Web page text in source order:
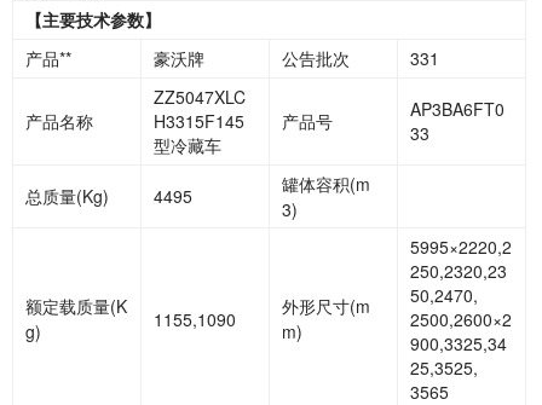
【主要技术参数】
产品**
豪沃牌 公告批次 331
产品名称
ZZ5047XLC
H3315F145
型冷藏车
产品号
AP3BA6FT0
33
总质量(Kg) 4495 罐体容积(m
3)
额定载质量(K
g)
1155,1090
外形尺寸(m
m)
5995×2220,2
250,2320,23
50,2470,
2500,2600×2
900,3325,34
25,3525,
3565